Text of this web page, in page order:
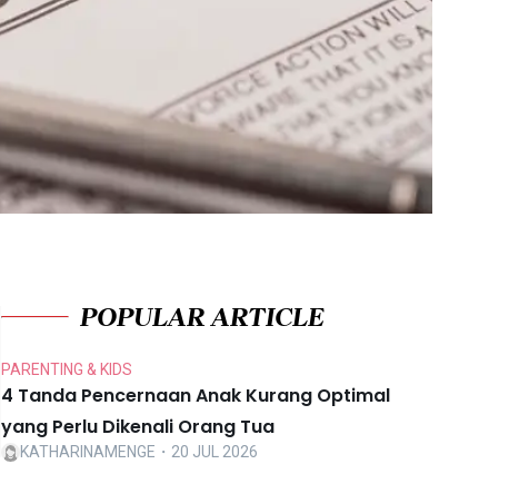
POPULAR ARTICLE
PARENTING & KIDS
4 Tanda Pencernaan Anak Kurang Optimal
yang Perlu Dikenali Orang Tua
KATHARINAMENGE ・20 JUL 2026